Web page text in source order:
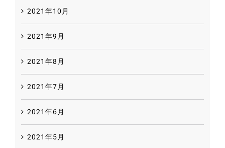
2021年10月
2021年9月
2021年8月
2021年7月
2021年6月
2021年5月